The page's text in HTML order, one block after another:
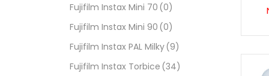
Fujifilm Instax Mini 70 (0)
Fujifilm Instax Mini 90 (0)
Fujifilm Instax PAL Milky(9)
Fujifilm Instax Torbice (34)